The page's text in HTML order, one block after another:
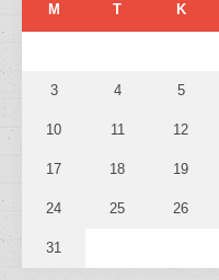
M T K
3 4 5
10 11 12
17 18 19
24 25 26
31